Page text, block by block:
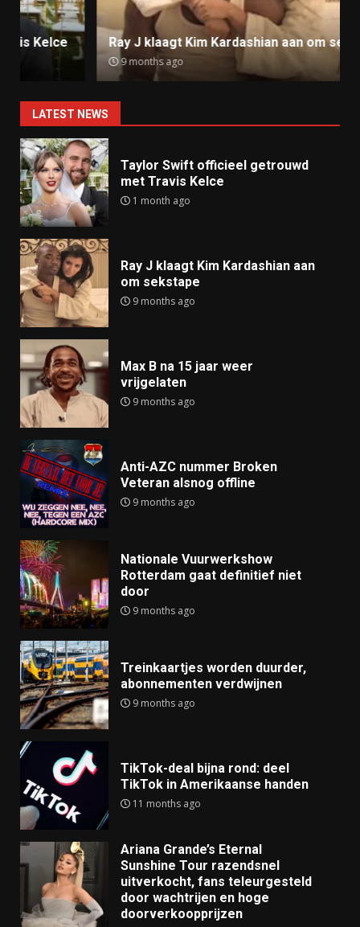
Ray J klaagt Kim Kardashian aan om sekstape
9 months ago
LATEST NEWS
Taylor Swift officieel getrouwd
met Travis Kelce
1 month ago
Ray J klaagt Kim Kardashian aan
om sekstape
9 months ago
Max B na 15 jaar weer
vrijgelaten
9 months ago
Anti-AZC nummer Broken
Veteran alsnog offline
9 months ago
Nationale Vuurwerkshow
Rotterdam gaat definitief niet
door
9 months ago
Treinkaartjes worden duurder,
abonnementen verdwijnen
9 months ago
TikTok-deal bijna rond: deel
TikTok in Amerikaanse handen
11 months ago
Ariana Grande’s Eternal
Sunshine Tour razendsnel
uitverkocht, fans teleurgesteld
door wachtrijen en hoge
doorverkoopprijzen